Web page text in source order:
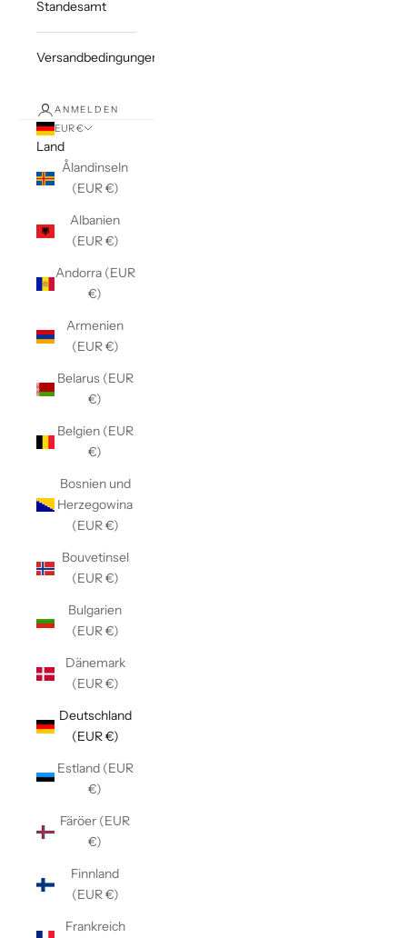
Standesamt
Versandbedingungen
ANMELDEN
EUR €
Land
Ålandinseln
(EUR €)
Albanien
(EUR €)
Andorra (EUR
€)
Armenien
(EUR €)
Belarus (EUR
€)
Belgien (EUR
€)
Bosnien und
Herzegowina
(EUR €)
Bouvetinsel
(EUR €)
Bulgarien
(EUR €)
Dänemark
(EUR €)
Deutschland
(EUR €)
Estland (EUR
€)
Färöer (EUR
€)
Finnland
(EUR €)
Frankreich